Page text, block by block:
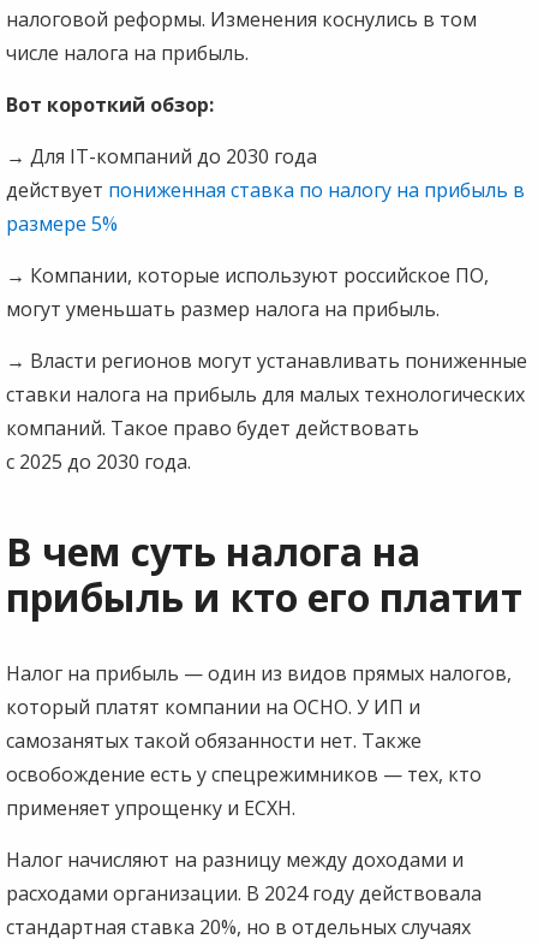
налоговой реформы. Изменения коснулись в том
числе налога на прибыль.
Вот короткий обзор:
→ Для IT-компаний до 2030 года
действует пониженная ставка по налогу на прибыль в
размере 5%
→ Компании, которые используют российское ПО,
могут уменьшать размер налога на прибыль.
→ Власти регионов могут устанавливать пониженные
ставки налога на прибыль для малых технологических
компаний. Такое право будет действовать
с 2025 до 2030 года.
В чем суть налога на
прибыль и кто его платит
Налог на прибыль — один из видов прямых налогов,
который платят компании на ОСНО. У ИП и
самозанятых такой обязанности нет. Также
освобождение есть у спецрежимников — тех, кто
применяет упрощенку и ЕСХН.
Налог начисляют на разницу между доходами и
расходами организации. В 2024 году действовала
стандартная ставка 20%, но в отдельных случаях